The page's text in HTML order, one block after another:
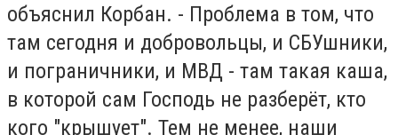
объяснил Корбан. - Проблема в том, что
там сегодня и добровольцы, и СБУшники,
и пограничники, и МВД - там такая каша,
в которой сам Господь не разберёт, кто
кого "крышует". Тем не менее, наши